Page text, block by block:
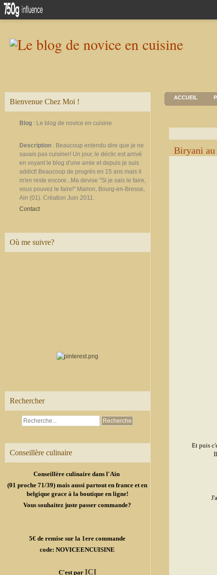
Bienvenue Chez Moi !
Blog : Le blog de novice en cuisine
Description : Beaucoup entendu dire que je ne
savais pas cuisiner! Un jour, le déclic est arrivé
en voyant le blog d'une amie et depuis je suis
addict! Beaucoup de progrès en 15 ans mais il
m'en reste encore...Ma devise "Si je sais le faire,
vous pouvez le faire!" Marion, Bourg-en-Bresse,
Ain (01). Création Juin 2011.
Contact
Où me suivre?
Rechercher
Conseillère culinaire
Conseillère culinaire dans l'Ain
(01 proche 71/39) mais aussi partout en france et en
belgique grace à la boutique en ligne!
Vous souhaitez juste passer commande?
5€ de remise sur la 1ere commande
code: NOVICEENCUISINE
C'est par ICI
ACCUEIL
Biryani au
Et puis